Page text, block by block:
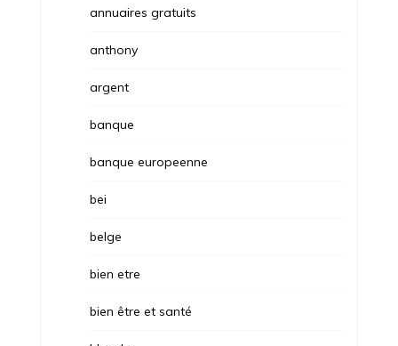
annuaires gratuits
anthony
argent
banque
banque europeenne
bei
belge
bien etre
bien être et santé